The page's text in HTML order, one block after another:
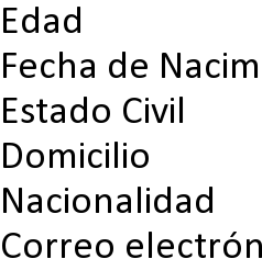
Edad
Fecha de
Estado Civil
Domicilio
Nacionalidad
Correo